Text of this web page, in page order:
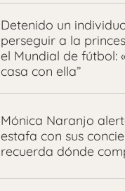
Detenido un
perseguir a la
el Mundial de fútbol:
casa con ella”
Mónica Naranjo
estafa con sus
recuerda dónde